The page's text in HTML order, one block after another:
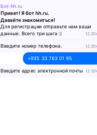
Бот-hh.ru
Привет! Я бот hh.ru.
Давайте знакомиться!
Для регистрации отправьте нам ваши
данные. Всего три шага :)
12:20
Введите номер телефона. 12:20
+935 33 763 01 95
Введите адрес электронной почты 12:20